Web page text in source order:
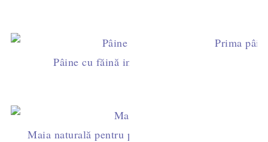
Pâine cu făină integrală și semințe de in (cu
Prima
Maia naturală pentru pâine de casă. Cum se